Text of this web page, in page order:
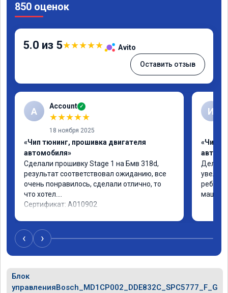
850 оценок
5.0 из 5★★★★★ Avito
Оставить отзыв
A Account ✓
★★★★★
18 ноября 2025
«Чип тюнинг, прошивка двигателя
автомобиля»
Сделали прошивку Stage 1 на Бмв 318d,
результат соответствовал ожиданию, все
очень понравилось, сделали отлично, то
что хотел.
Сертификат: A010902
И
«Чип
Делали
ребята
машина
‹ ›
Блок
управленияBosch_MD1CP002_DDE832C_SPC5777_F_G